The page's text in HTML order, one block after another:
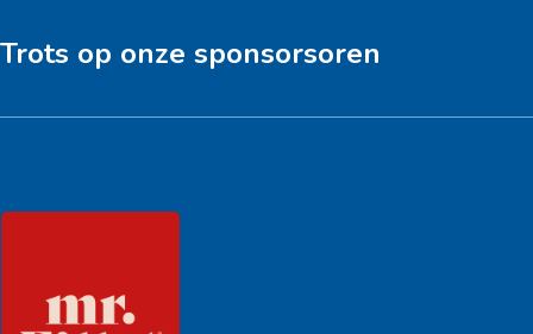
Trots op onze sponsorsoren